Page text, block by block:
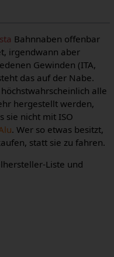
Bahnnaben offenbar
irgendwann aber
Gewinden (ITA,
das auf der Nabe.
alle
hergestellt werden,
sie nicht mit ISO
. Wer so etwas besitzt,
statt sie zu fahren.
Liste und